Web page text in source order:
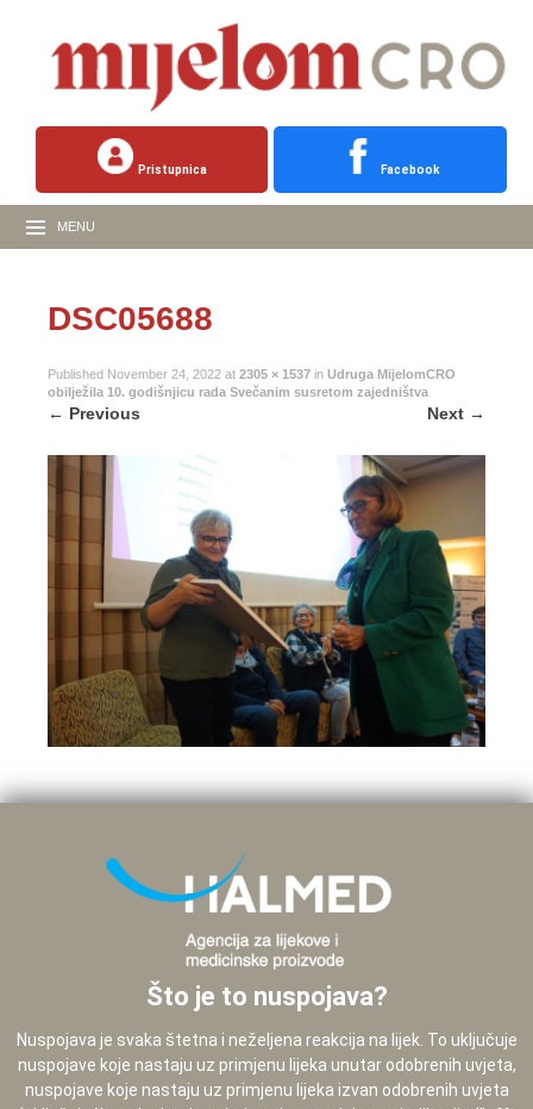
Pristupnica Facebook
MENU
DSC05688
Published November 24, 2022 at 2305 × 1537 in Udruga MijelomCRO
obilježila 10. godišnjicu rada Svečanim susretom zajedništva
← Previous Next →
Što je to nuspojava?
Nuspojava je svaka štetna i neželjena reakcija na lijek. To uključuje
nuspojave koje nastaju uz primjenu lijeka unutar odobrenih uvjeta,
nuspojave koje nastaju uz primjenu lijeka izvan odobrenih uvjeta